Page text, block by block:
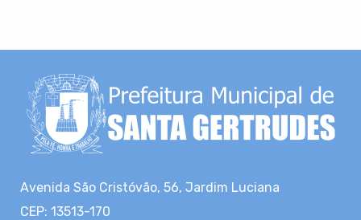
Avenida São Cristóvão, 56, Jardim Luciana
CEP: 13513-170